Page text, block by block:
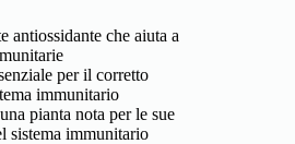
antiossidante che aiuta a
per il corretto
immunitario
pianta nota per le sue
sistema immunitario